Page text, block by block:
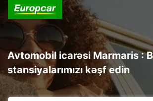
Avtomobil icarəsi Marmaris :
stansiyalarımızı kəşf edin